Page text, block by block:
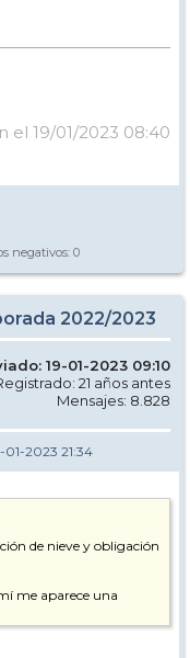
el 19/01/2023 08:40
negativos: 0
2022/2023
19-01-2023 09:10
21 años antes
Mensajes: 8.828
01-2023 21:34
de nieve y obligación
me aparece una